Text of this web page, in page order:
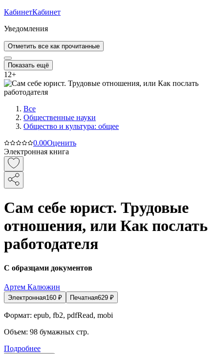
КабинетКабинет
Уведомления
Отметить все как прочитанные
Показать ещё
12+
Все
Общественные науки
Общество и культура: общее
0.00Оценить
Электронная книга
Сам себе юрист. Трудовые
отношения, или Как послать
работодателя
С образцами документов
Артем Калюжин
Электронная160 ₽ Печатная629 ₽
Формат: epub, fb2, pdfRead, mobi
Объем: 98 бумажных стр.
Подробнее